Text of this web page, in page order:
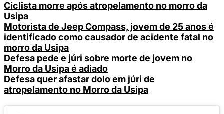
Ciclista morre após atropelamento no morro da
Usipa
Motorista de Jeep Compass, jovem de 25 anos é
identificado como causador de acidente fatal no
morro da Usipa
Defesa pede e júri sobre morte de jovem no
Morro da Usipa é adiado
Defesa quer afastar dolo em júri de
atropelamento no Morro da Usipa